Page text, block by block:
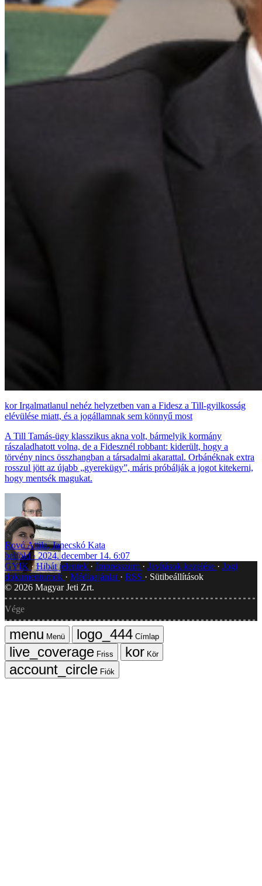
Irgalmatlanul nehéz helyzetben van a Fidesz a Till-gyilkosság
elévülése miatt, és a jogállamnak sem könnyű most
A Till Tamás-ügy klasszikus akna volt, bármelyik kormány
rászaladhatott volna, de a Fidesznél robbant: kiderült, hogy a
törvény nincs összhangban a társadalmi akarattal. Orbánéknak extra
rosszul jött az újabb „gyerekügy”, máris próbálják a jogot kitekerni,
hogy mentsék magukat.
Rovó Attila,Janecskó Kata
belföld
2024. december 14. 6:07
GYIK Hibát jelentek Impresszum Javítások kezelése
Jogi
dokumentumok
Médiaajánlat RSS
Sütibeállítások
© 2026 Magyar Jeti Zrt.
Vége
Menü
Címlap
Friss
Kör
Fiók